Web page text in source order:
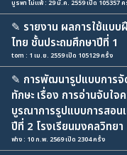
บูรพา ไม่แพ้ : 29 มี.ค. 2559 เปิด 105357
✎ รายงาน ผลการใช้แบบ
ไทย ชั้นประถมศึกษาปีที่ 1
tom : 1 เม.ย. 2559 เปิด 105129 ครั้ง
✎ การพัฒนารูปแบบการจั
ทักษะ เรื่อง การอ่านจับใ
บูรณาการรูปแบบการสอน
ปีที่ 2 โรงเรียนมงคลวิทยา
ฟาง : 10 ก.พ. 2569 เปิด 2304 ครั้ง